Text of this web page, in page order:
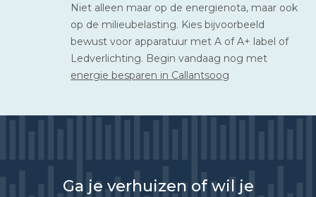
Niet alleen maar op de energienota, maar ook
op de milieubelasting. Kies bijvoorbeeld
bewust voor apparatuur met A of A+ label of
Ledverlichting. Begin vandaag nog met
energie besparen in Callantsoog
Ga je verhuizen of wil je